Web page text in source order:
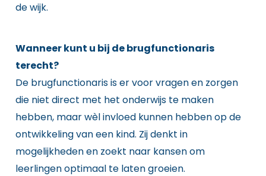
de wijk.
Wanneer kunt u bij de brugfunctionaris
terecht?
De brugfunctionaris is er voor vragen en zorgen
die niet direct met het onderwijs te maken
hebben, maar wèl invloed kunnen hebben op de
ontwikkeling van een kind. Zij denkt in
mogelijkheden en zoekt naar kansen om
leerlingen optimaal te laten groeien.